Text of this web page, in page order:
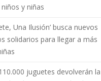
y niñas
Una Ilusión’ busca nuevos
solidarios para llegar a más
juguetes devolverán la